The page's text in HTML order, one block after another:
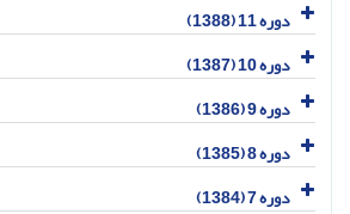
دوره 11 (1388)
دوره 10 (1387)
دوره 9 (1386)
دوره 8 (1385)
دوره 7 (1384)